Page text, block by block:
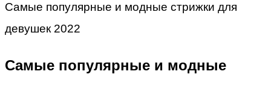
Самые популярные и модные стрижки для
девушек 2022
Самые популярные и модные